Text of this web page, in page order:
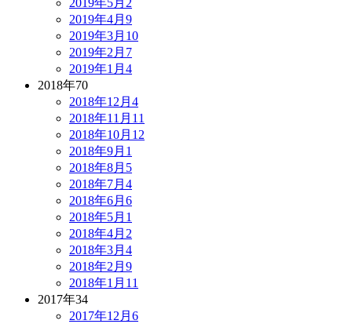
2019年4月 9
2019年3月 10
2019年2月 7
2019年1月 4
2018年70
2018年12月 4
2018年11月 11
2018年10月 12
2018年9月 1
2018年8月 5
2018年7月 4
2018年6月 6
2018年5月 1
2018年4月 2
2018年3月 4
2018年2月 9
2018年1月 11
2017年34
2017年12月 6